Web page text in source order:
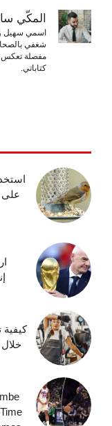
المكّي
اسمي سهيل
شغفي
مفصلة تعكس
كتاباتي.
على